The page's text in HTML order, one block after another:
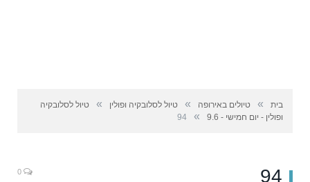
בית » טיולים באירופה » טיול לסלובקיה ופולין »
טיול לסלובקיה
ופולין - יום חמישי - 9.6
»
94
94